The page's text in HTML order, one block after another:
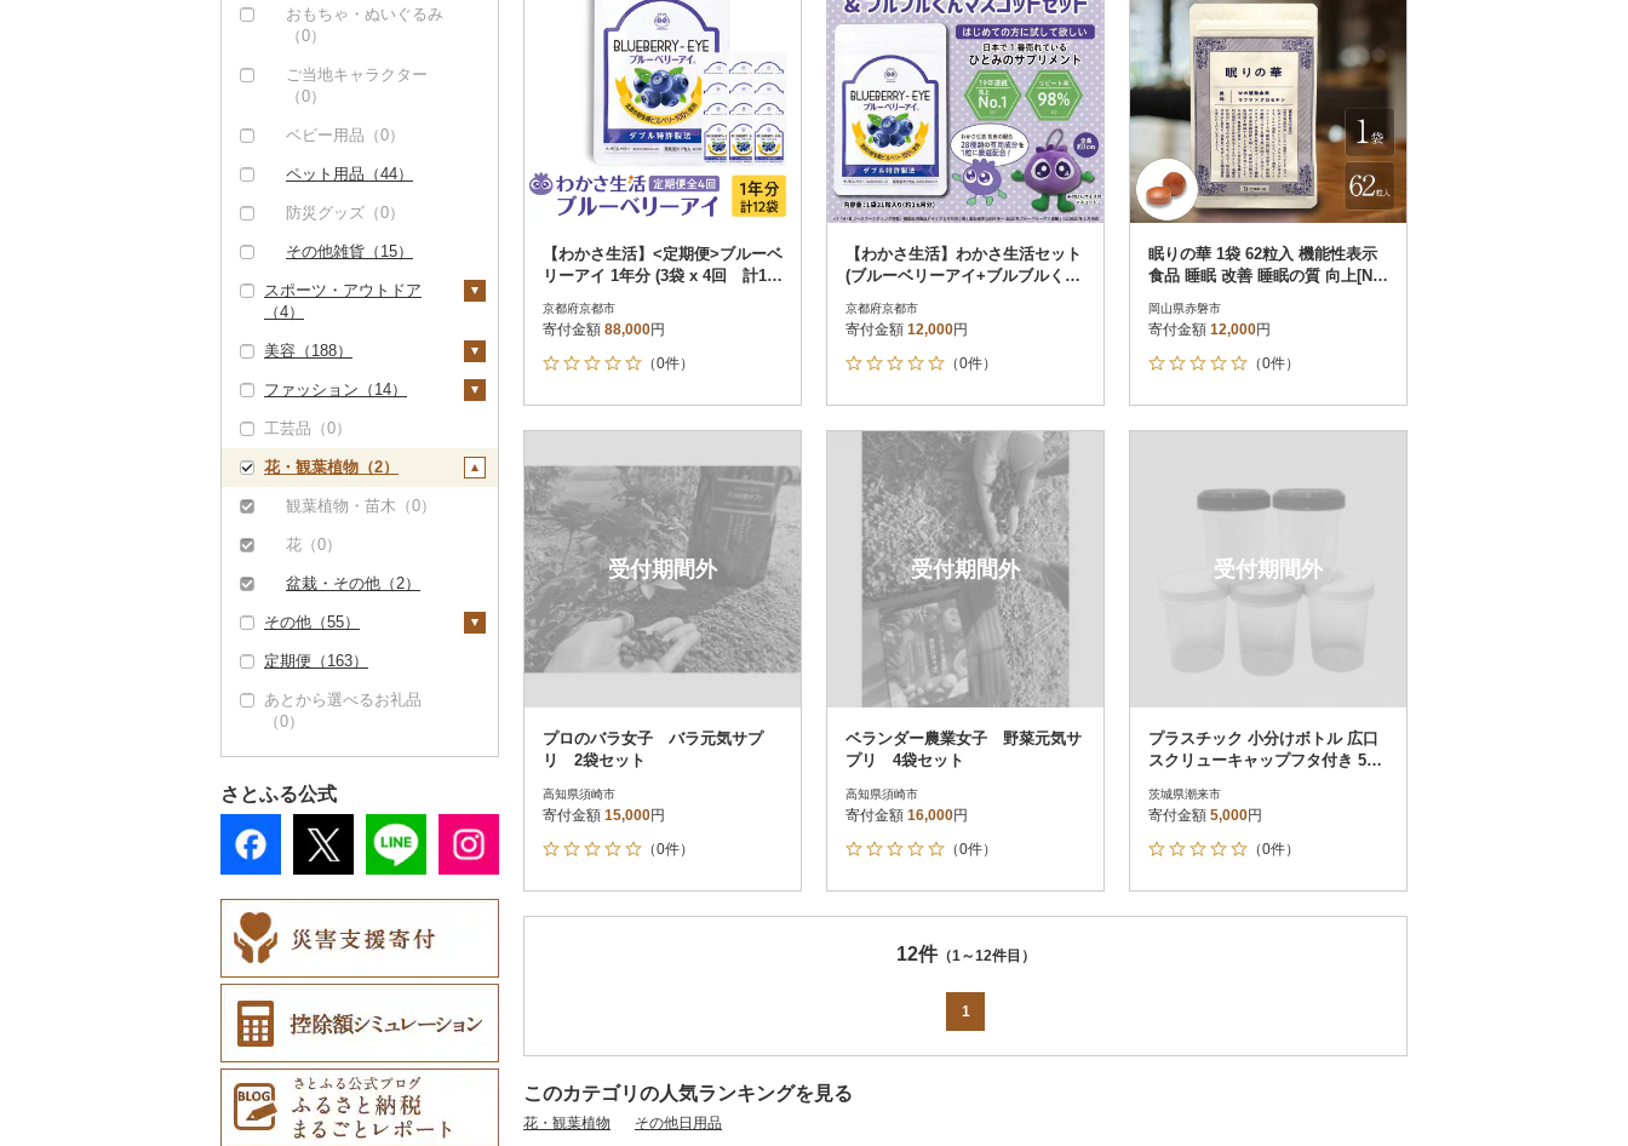
おもちゃ・ぬいぐるみ
（0）
ご当地キャラクター
（0）
ベビー用品（0）
ペット用品（44）
防災グッズ（0）
その他雑貨（15）
スポーツ・アウトドア
（4）
ゴルフ（0）
釣り（0）
サイクリング（0）
アウトドア・キャンプ
（0）
（0）
その他スポーツ（0）
美容（188）
スキンケア（34）
化粧水・乳液・美容液
（34）
洗顔（0）
（0）
シャンプー・リンス
（0）
石鹸・ボディーソープ
（0）
入浴剤（0）
アロマ（0）
プロテイン（4）
その他美容（181）
ファッション（14）
鞄・バッグ（0）
洋服（13）
女性・レディース（1
和服（0）
靴・履物（0）
アクセサリー（0）
その他服飾小物（1）
財布（0）
ショール・ストール
（0）
ネクタイ・ベルト
（0）
マフラー・手袋（0）
その他服飾小物（1）
工芸品（0）
花・観葉植物（2）
観葉植物・苗木（0）
花（0）
盆栽・その他（2）
その他（55）
地域サービス（0）
その他（55）
定期便（163）
あとから選べるお礼品
（0）
さとふる公式
【わかさ生活】<定期便>ブルーベ
リーアイ 1年分 (3袋 x 4回 計12
京都府京都市
寄付金額 88,000円
（0件）
【わかさ生活】わかさ生活セット
(ブルーベリーアイ+ブルブルくん
京都府京都市
寄付金額 12,000円
（0件）
眠りの華 1袋 62粒入 機能性表示
食品 睡眠 改善 睡眠の質 向上[NO
岡山県赤磐市
寄付金額 12,000円
（0件）
受付期間外
プロのバラ女子 バラ元気サプ
リ 2袋セット
高知県須崎市
寄付金額 15,000円
（0件）
受付期間外
ベランダー農業女子 野菜元気サ
プリ 4袋セット
高知県須崎市
寄付金額 16,000円
（0件）
受付期間外
プラスチック 小分けボトル 広口
スクリューキャップフタ付き 5個
茨城県潮来市
寄付金額 5,000円
（0件）
12件（1～12件目）
1
このカテゴリの人気ランキングを見る
花・観葉植物 その他日用品